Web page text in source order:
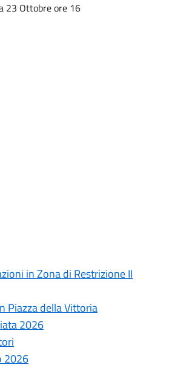
23 Ottobre ore 16
in Zona di Restrizione II
Piazza della Vittoria
2026
2026